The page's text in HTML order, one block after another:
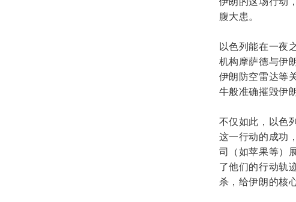
腹大患。
以色列能在一夜
机构摩萨德与伊
伊朗防空雷达等
牛般准确摧毁伊
不仅如此，以色
这一行动的成功
司（如苹果等）
了他们的行动轨
杀，给伊朗的核